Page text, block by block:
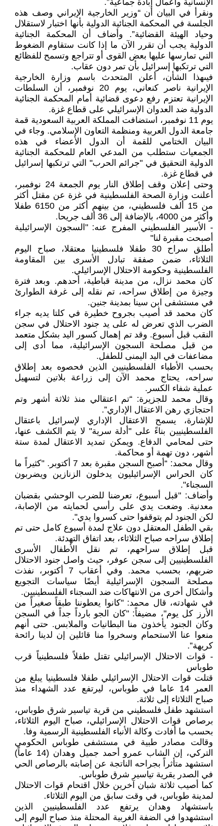
الإنسانية وأعمال إبادة جماعية”.
ونقرأ في البيان أن “وزير الخارجية الإيراني وصف هذه
الجلسة في المحكمة الجنائية الدولية بأنها اختبار لاستقلال
وحياد الهيئة القضائية”. وأضاف أن المحكمة الجنائية
الدولية يجب أن تقرر الآن ما إذا كانت ستقاوم الضغوط
التي تمارسها عليها بعض القوى أو تتراجع وتسمح للفظائع
التي ترتكبها إسرائيل بأن تمر دون عقاب.
فيىهذا الشأن، أعلن المتحدث باسم وزارة الخارجية
الإيرانية ناصر كنعاني، يوم 20 نوفمبر، أن السلطات
الإيرانية تعتزم رفع دعوى قضائية أمام المحكمة الجنائية
الدولية ضد العدوان الإسرائيلي على قطاع غزة.
يوم 11 نوفمبر، استضافت المملكة العربية السعودية قمة
جامعة الدول العربية ومنظمة التعاون الإسلامي. وجاء في
البيان الختامي للقمة أن الدول الأعضاء في هذه
الجمعيات ستطلب من المدعي العام للمحكمة الجنائية
الدولية التحقيق في "جرائم الحرب" التي ترتكبها إسرائيل
في قطاع غزة.
وحتى إعلان وقف إطلاق النار يوم الجمعة 24 نوفمبر،
أعلنت وزارة الصحة الفلسطينية في غزة عن مقتل أكثر
من 15 ألف فلسطيني، من بينهم أكثر من 6150 طفلا
وأكثر من 4000، بالإضافة إلى 36 ألف جريحا.
- الأسير الفلسطيني المفرج عنه: "السجون الإسرائيلية
أصبحت مقبرة لنا"
أطلق سراح 30 طفلا فلسطينيا معتقلا، صباح اليوم
الثلاثاء، ضمن صفقة تبادل الأسرى بين المقاومة
الفلسطينية وحكومة الاحتلال الإسرائيلي.
كان محمد نزال، من مدينة قباطية، أحدهم. وبعد فترة
وجيزة من إطلاق سراحه، تم نقله إلى غرفة الطوارئ
في مستشفى ابن سينا ​​بمدينة جنين.
كان محمد قد أصيب بجروح خطيرة في كلتا يديه جراء
الضرب الذي تعرض له على يد جنود الاحتلال في سجن
النقب قبل أسبوع. وقد تم إهمال كسور اليد بشكل متعمد
من قبل مصلحة السجون الإسرائيلية، مما أدى إلى
مضاعفات في اليد اليمنى للطفل.
بحسب الأطباء الفلسطينيين الذين فحصوه بعد إطلاق
سراحه، يحتاج محمد الآن إلى زراعة بلاتين لتسهيل
عملية شفاء الكسر.
وقال محمد للجزيرة: “تم اعتقالي منذ ثلاثة أشهر وتم
احتجازي رهن الاعتقال الإداري”.
للإشارة، يسمح الاعتقال الإداري لإسرائيل باعتقال
الفلسطينيين بناءً على "أدلة سرية" لا يتم الكشف عنها،
حتى لمحامي الدفاع. ويمكن تمديد الاعتقال لمدة ستة
أشهر، دون تهمة أو محاكمة.
وقال محمد: “أصبح السجن مقبرة بعد 7 أكتوبر. "كثيراً ما
كان الحراس الإسرائيليون يدخلون الزنازين ويضربون
السجناء".
وأضاف: "قبل أسبوع، تعرضنا للضرب الوحشي بقضبان
معدنية. وضعت يدي على رأسي لحمايته من الإصابة،
لكن الجنود لم يتوقفوا حتى كسروا يدي".
بقي الطفل المعتقل دون علاج لمدة أسبوع كامل حتى تم
إطلاق سراحه صباح الثلاثاء، بعد اتفاق التهدئة.
قبل إطلاق سراحهم، تم نقل الأطفال الأسرى
الفلسطينيين إلى سجن عوفر، حيث واصل جنود الاحتلال
ضربهم، بحسب محمد. وفي أعقاب 7 أكتوبر، نفذت
مصلحة السجون الإسرائيلية أيضًا سياسات التجويع
وأشكال أخرى من الانتهاكات ضد السجناء الفلسطينيين.
في شهادته، قال محمد: "كانوا يعطوننا طبقاً صغيراً من
الأرز كل يوم"، مضيفاً: "كان الجو بارداً جداً في السجن
وكان الجنود يأخذون منا البطانيات والملابس. حتى أنهم
منعوا عنا الاستحمام وسخروا منا قائلين إن لدينا رائحة
كريهة”.
- قوات الاحتلال الإسرائيلي تقتل طفلاً فلسطينياً قرب
طوباس
قتلت قوات الاحتلال الإسرائيلي طفلا فلسطينيا يبلغ من
العمر 14 عاما في طوباس، ليرتفع عدد الشهداء منذ
صباح الثلاثاء إلى ثلاثة.
استشهد طفل فلسطيني من قرية تياسير شرق طوباس،
برصاص قوات الاحتلال الإسرائيلي، صباح اليوم الثلاثاء،
بحسب ما أفادت وكالة الأنباء الفلسطينية الرسمية وفا.
وقالت مصادر طبية في مستشفى طوباس الحكومي
التركي، إن الشاب عمرو أحمد جميل وهدان (14 عاماً)
استشهد متأثراً بجراحه الناتجة عن إصابته بالرصاص الحي
في الصدر يقرية تياسير شرق طوباس.
كما أصيب ثلاثة شبان آخرين خلال اقتحام قوات الاحتلال
لمدينة طوباس، في وقت سابق من اليوم الثلاثاء.
باستشهاد وهدان يرتفع عدد الفلسطينيين الذين
استشهدوا في الضفة الغربية المحتلة منذ صباح اليوم إلى